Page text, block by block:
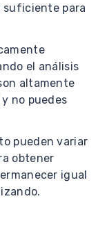
suficiente para
el análisis
altamente
no puedes
pueden variar
obtener
igual